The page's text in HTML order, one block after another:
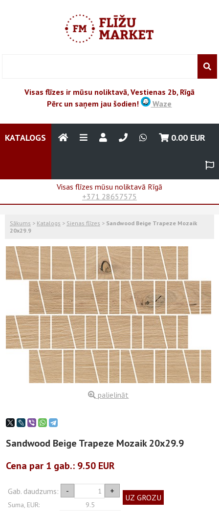
Visas flīzes ir mūsu noliktavā, Vestienas 2b, Rīgā
Pērc un saņem jau šodien!
Waze
KATALOGS 0.00 EUR
Visas flīzes mūsu noliktavā Rīgā
+371 28657575
Sākums > Katalogs > Sienas flīzes > Sandwood Beige Trapeze Mozaik
20x29.9
palielināt
Sandwood Beige Trapeze Mozaik 20x29.9
Cena par 1 gab.: 9.50 EUR
Gab. daudzums: - +
Suma, EUR: 9.5
UZ GROZU